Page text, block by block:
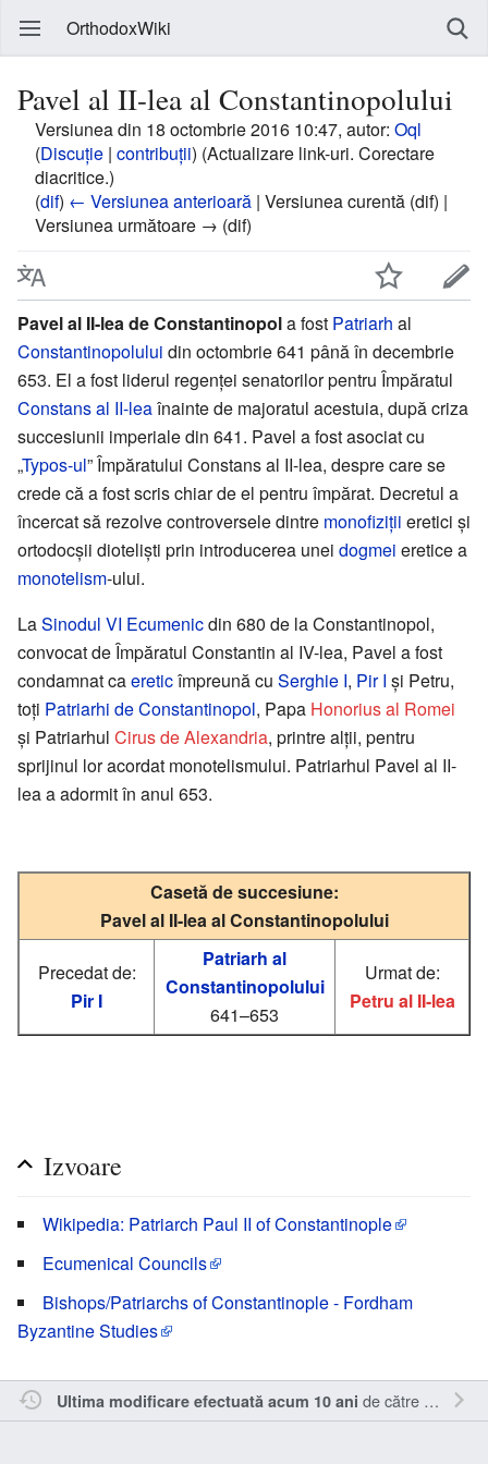
OrthodoxWiki
Pavel al II-lea al Constantinopolului
Versiunea din 18 octombrie 2016 10:47, autor: Oql
(Discuție | contribuții) (Actualizare link-uri. Corectare
diacritice.)
(dif) ← Versiunea anterioară | Versiunea curentă (dif) |
Versiunea următoare → (dif)
Pavel al II-lea de Constantinopola fost Patriarh al
Constantinopolului din octombrie 641 până în decembrie
653. El a fost liderul regenței senatorilor pentru Împăratul
Constans al II-leaînainte de majoratul acestuia, după criza
succesiunii imperiale din 641. Pavel a fost asociat cu
„Typos-ul” Împăratului Constans al II-lea, despre care se
crede că a fost scris chiar de el pentru împărat. Decretul a
încercat să rezolve controversele dintre monofiziții eretici și
ortodocșii dioteliști prin introducerea unei dogmei eretice a
monotelism-ului.
LaSinodul VI Ecumenicdin 680 de la Constantinopol,
convocat de Împăratul Constantin al IV-lea, Pavel a fost
condamnat caereticîmpreună cu Serghie I, Pir I și Petru,
toți Patriarhi de Constantinopol, Papa Honorius al Romei
și Patriarhul Cirus de Alexandria, printre alții, pentru
sprijinul lor acordat monotelismului. Patriarhul Pavel al II-
lea a adormit în anul 653.
Casetă de succesiune:
Pavel al II-lea al Constantinopolului
Precedat de:
Pir I
Patriarh al
Constantinopolului
641–653
Urmat de:
Petru al II-lea
Izvoare
Wikipedia: Patriarch Paul II of Constantinople
Ecumenical Councils
Bishops/Patriarchs of Constantinople - Fordham
Byzantine Studies
Ultima modificare efectuată acum 10 ani de către Oql